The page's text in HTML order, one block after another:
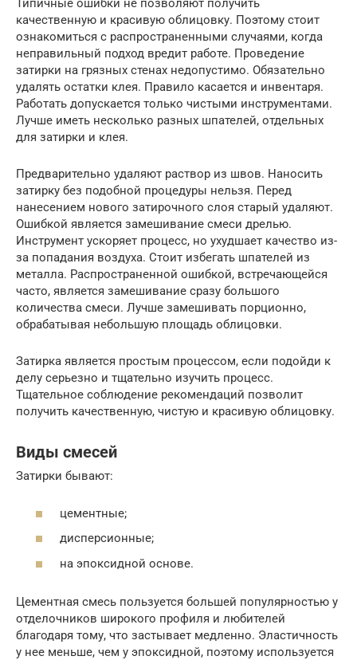
Типичные ошибки не позволяют получить
качественную и красивую облицовку. Поэтому стоит
ознакомиться с распространенными случаями, когда
неправильный подход вредит работе. Проведение
затирки на грязных стенах недопустимо. Обязательно
удалять остатки клея. Правило касается и инвентаря.
Работать допускается только чистыми инструментами.
Лучше иметь несколько разных шпателей, отдельных
для затирки и клея.
Предварительно удаляют раствор из швов. Наносить
затирку без подобной процедуры нельзя. Перед
нанесением нового затирочного слоя старый удаляют.
Ошибкой является замешивание смеси дрелью.
Инструмент ускоряет процесс, но ухудшает качество из-
за попадания воздуха. Стоит избегать шпателей из
металла. Распространенной ошибкой, встречающейся
часто, является замешивание сразу большого
количества смеси. Лучше замешивать порционно,
обрабатывая небольшую площадь облицовки.
Затирка является простым процессом, если подойди к
делу серьезно и тщательно изучить процесс.
Тщательное соблюдение рекомендаций позволит
получить качественную, чистую и красивую облицовку.
Виды смесей
Затирки бывают:
цементные;
дисперсионные;
на эпоксидной основе.
Цементная смесь пользуется большей популярностью у
отделочников широкого профиля и любителей
благодаря тому, что застывает медленно. Эластичность
у нее меньше, чем у эпоксидной, поэтому используется